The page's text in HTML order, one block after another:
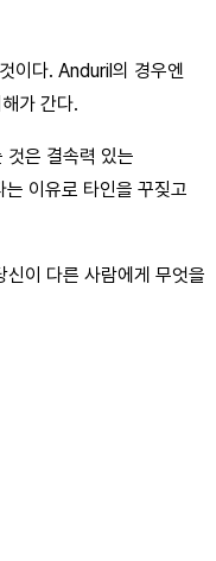
이다. Anduril의 경우엔
가 간다.
은 결속력 있는
이유로 타인을 꾸짖고
이 다른 사람에게 무엇을